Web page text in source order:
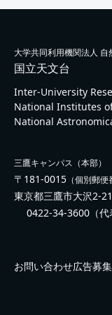
大学共同利用機関法人 自
国立天文台
Inter-University
National Institutes
National
三鷹キャンパス（本部）
〒181-0015 （個別郵
東京都三鷹市大沢2-
0422-34-3600 （代
お問い合わせ広告募集